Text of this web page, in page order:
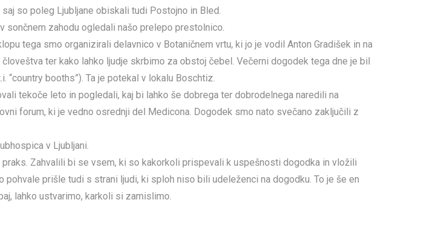
so poleg Ljubljane obiskali tudi Postojno in Bled.
sončnem zahodu ogledali našo prelepo prestolnico.
tega smo organizirali delavnico v Botaničnem vrtu, ki jo je vodil Anton Gradišek in na
ter kako lahko ljudje skrbimo za obstoj čebel. Večerni dogodek tega dne je bil
booths”). Ta je potekal v lokalu Boschtiz.
tekoče leto in pogledali, kaj bi lahko še dobrega ter dobrodelnega naredili na
forum, ki je vedno osrednji del Medicona. Dogodek smo nato svečano zaključili z
v Ljubljani.
Zahvalili bi se vsem, ki so kakorkoli prispevali k uspešnosti dogodka in vložili
prišle tudi s strani ljudi, ki sploh niso bili udeleženci na dogodku. To je še en
lahko ustvarimo, karkoli si zamislimo.